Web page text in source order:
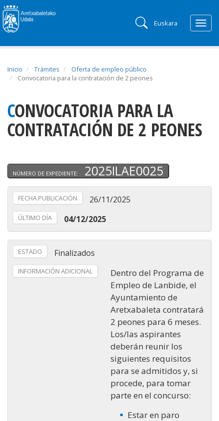
Euskara
Inicio Trámites
Oferta de empleo público
Convocatoria para la contratación de 2 peones
CONVOCATORIA PARA LA
CONTRATACIÓN DE 2 PEONES
NÚMERO DE EXPEDIENTE: 2025ILAE0025
FECHA PUBLICACIÓN 26/11/2025
ÚLTIMO DÍA 04/12/2025
ESTADO Finalizados
INFORMACIÓN ADICIONAL
Dentro del Programa de
Empleo de Lanbide, el
Ayuntamiento de
Aretxabaleta contratará
2 peones para 6 meses.
Los/las aspirantes
deberán reunir los
siguientes requisitos
para se admitidos y, si
procede, para tomar
parte en el concurso:
Estar en paro